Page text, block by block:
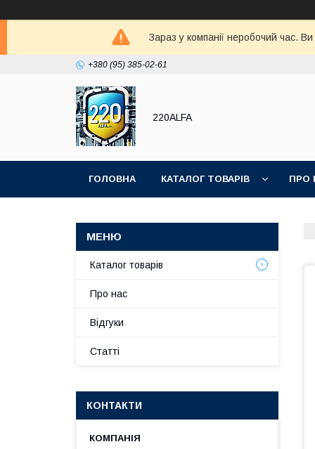
Зараз у компанії неробочий час.
+380 (95) 385-02-61
220ALFA
ГОЛОВНА КАТАЛОГ ТОВАРІВ ПРО
Каталог товарів
Про нас
Відгуки
Статті
КОНТАКТИ